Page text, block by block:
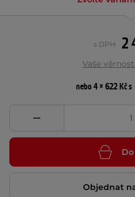
2
s DPH
Vaše
nebo 4 × 622 Kč s
Objednat